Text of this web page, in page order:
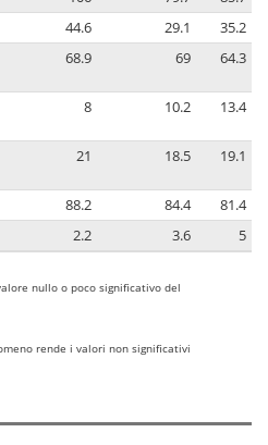
44.6 29.1
35.2
68.9 69 64.3
8 10.2 13.4
21 18.5 19.1
88.2 84.4
81.4
2.2 3.6 5
nullo o poco significativo del
rende i valori non significativi